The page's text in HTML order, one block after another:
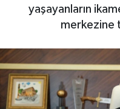
yaşayanların
merkezine
Dodurga
İskilip
Kargı
Son Dakika
Haber Arşivi